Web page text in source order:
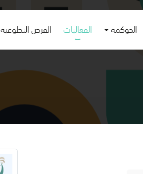
الحوكمة الفعاليات الفرص التطوعية